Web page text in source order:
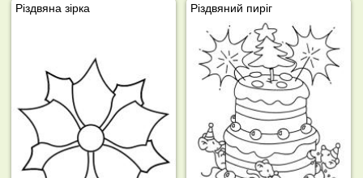
Різдвяна зірка Різдвяний пиріг